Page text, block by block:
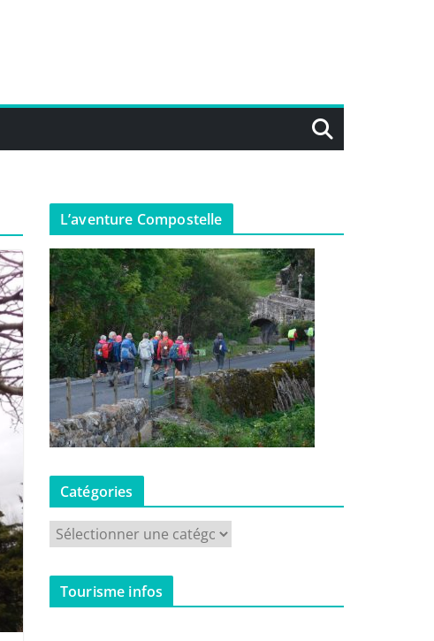
L’aventure Compostelle
Catégories
a
t
Tourisme infos